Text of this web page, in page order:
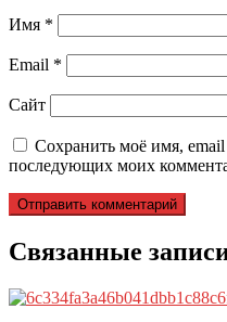
Имя *
Email *
Сайт
Сохранить моё имя, email
последующих моих
Связанные